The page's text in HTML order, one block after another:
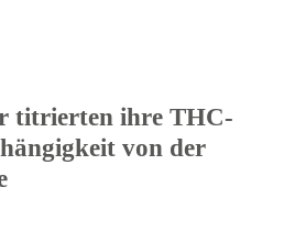
titrierten ihre THC-
von der